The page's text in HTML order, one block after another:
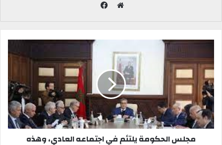
و
ع
ل
و
ي
ب
س
ب
مجلس الحكومة يلتئم في اجتماعه العادي، وهذه